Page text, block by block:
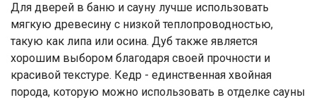
Для дверей в баню и сауну лучше использовать
мягкую древесину с низкой теплопроводностью,
такую как липа или осина. Дуб также является
хорошим выбором благодаря своей прочности и
красивой текстуре. Кедр - единственная хвойная
порода, которую можно использовать в отделке сауны